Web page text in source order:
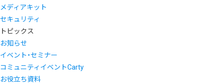
メディアキット
セキュリティ
トピックス
お知らせ
イベント・セミナー
コミュニティイベントCarty
お役立ち資料